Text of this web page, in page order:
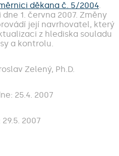
děkana č. 5/2004.
1. června 2007. Změny
její navrhovatel, který
z hlediska souladu
a kontrolu.
Zelený, Ph.D.
25.4. 2007
2007